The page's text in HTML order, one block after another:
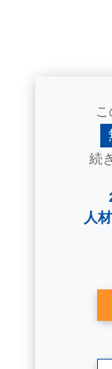
続
人